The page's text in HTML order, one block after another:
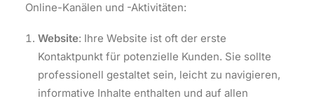
Online-Kanälen und -Aktivitäten:
Website: Ihre Website ist oft der erste
Kontaktpunkt für potenzielle Kunden. Sie sollte
professionell gestaltet sein, leicht zu navigieren,
informative Inhalte enthalten und auf allen